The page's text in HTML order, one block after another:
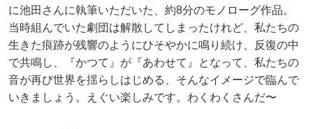
に池田さんに執筆いただいた、約8分のモノローグ作品。
当時組んでいた劇団は解散してしまったけれど、私たちの
生きた痕跡が残響のようにひそやかに鳴り続け、反復の中
で共鳴し、『かつて』が『あわせて』となって、私たちの
音が再び世界を揺らしはじめる、そんなイメージで臨んで
いきましょう。えぐい楽しみです。わくわくさんだ〜